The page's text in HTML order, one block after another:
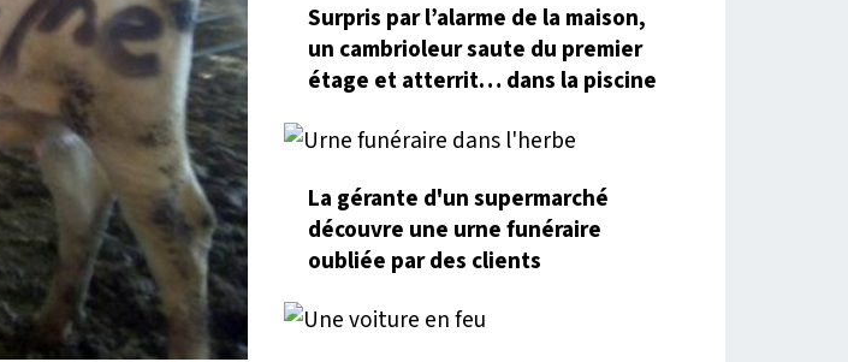
Surpris par l’alarme de la maison,
un cambrioleur saute du premier
étage et atterrit… dans la piscine
La gérante d'un supermarché
découvre une urne funéraire
oubliée par des clients